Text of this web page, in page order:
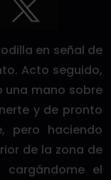
en señal de
Acto seguido,
mano sobre
y de pronto
pero haciendo
de la zona de
el